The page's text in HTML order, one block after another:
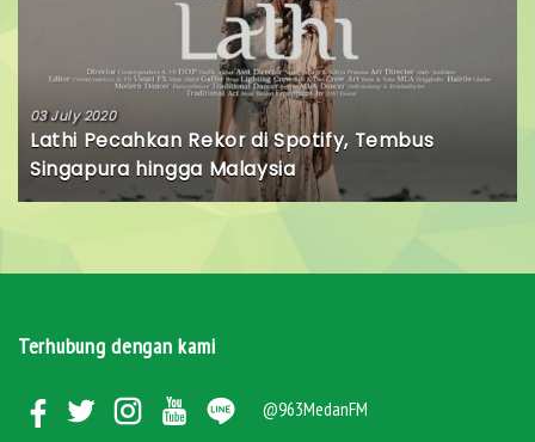
03 July 2020
Lathi Pecahkan Rekor di Spotify, Tembus
Singapura hingga Malaysia
Terhubung dengan kami
@963MedanFM